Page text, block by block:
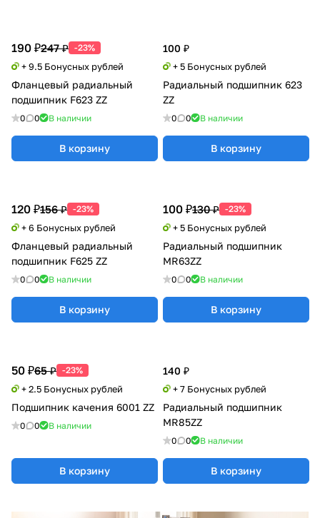
190 ₽247 ₽ -23%
+ 9.5 Бонусных рублей
Фланцевый радиальный
подшипник F623 ZZ
0 0 В наличии
В корзину
100 ₽
+ 5 Бонусных рублей
Радиальный подшипник 623
ZZ
0 0 В наличии
В корзину
120 ₽156 ₽ -23%
+ 6 Бонусных рублей
Фланцевый радиальный
подшипник F625 ZZ
0 0 В наличии
В корзину
100 ₽130 ₽ -23%
+ 5 Бонусных рублей
Радиальный подшипник
MR63ZZ
0 0 В наличии
В корзину
50 ₽65 ₽ -23%
+ 2.5 Бонусных рублей
Подшипник качения 6001 ZZ
0 0 В наличии
В корзину
140 ₽
+ 7 Бонусных рублей
Радиальный подшипник
MR85ZZ
0 0 В наличии
В корзину